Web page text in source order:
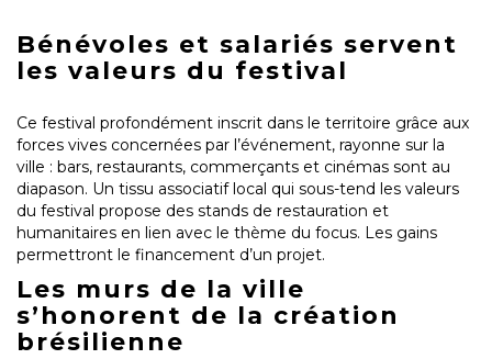
Bénévoles et salariés servent
les valeurs du festival
Ce festival profondément inscrit dans le territoire grâce aux
forces vives concernées par l’événement, rayonne sur la
ville : bars, restaurants, commerçants et cinémas sont au
diapason. Un tissu associatif local qui sous-tend les valeurs
du festival propose des stands de restauration et
humanitaires en lien avec le thème du focus. Les gains
permettront le financement d’un projet.
Les murs de la ville
s’honorent de la création
brésilienne